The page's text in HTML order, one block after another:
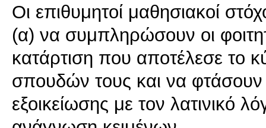
Οι επιθυμητοί μαθησιακοί
(α) να συμπληρώσουν οι
κατάρτιση που αποτέλεσε το
σπουδών τους και να φτάσουν
εξοικείωσης με τον λατινικό